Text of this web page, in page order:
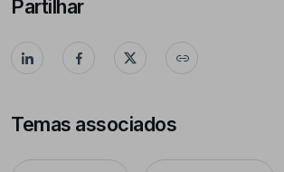
Partilhar
Temas associados